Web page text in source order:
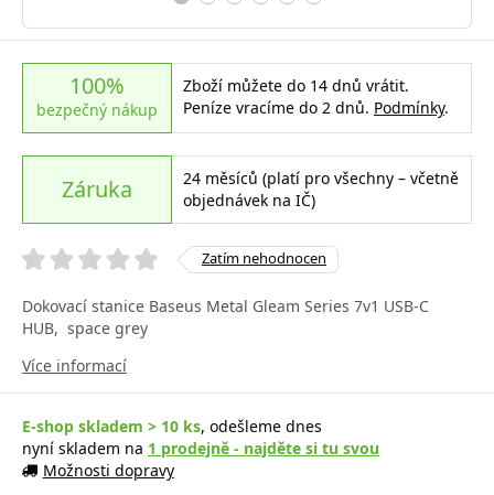
100%
bezpečný nákup
Zboží můžete do 14 dnů vrátit.
Peníze vracíme do 2 dnů. Podmínky.
Záruka
24 měsíců (platí pro všechny – včetně
objednávek na IČ)
Zatím nehodnocen
Dokovací stanice Baseus Metal Gleam Series 7v1 USB-C
HUB, space grey
Více informací
E-shop skladem > 10 ks, odešleme dnes
nyní skladem na 1 prodejně - najděte si tu svou
Možnosti dopravy